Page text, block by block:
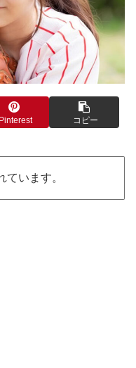
Pinterest コピー
ています。